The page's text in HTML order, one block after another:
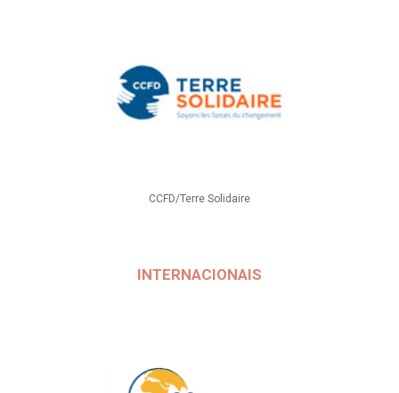
CCFD/Terre Solidaire
INTERNACIONAIS